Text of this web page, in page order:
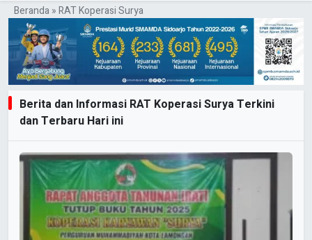
Beranda»RAT Koperasi Surya
Berita dan Informasi RAT Koperasi Surya Terkini
dan Terbaru Hari ini